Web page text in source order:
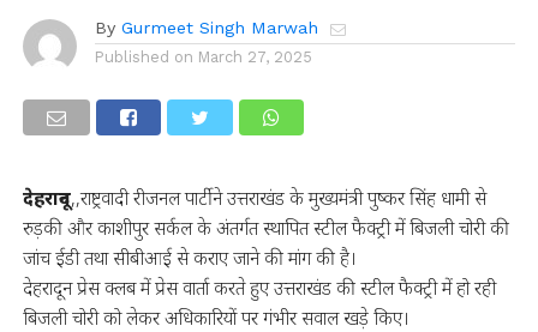
By Gurmeet Singh Marwah
Published on March 27, 2025
देहरादून,,राष्ट्रवादी रीजनल पार्टी ने उत्तराखंड के मुख्यमंत्री पुष्कर सिंह धामी से
रुड़की और काशीपुर सर्कल के अंतर्गत स्थापित स्टील फैक्ट्री में बिजली चोरी की
जांच ईडी तथा सीबीआई से कराए जाने की मांग की है।
देहरादून प्रेस क्लब में प्रेस वार्ता करते हुए उत्तराखंड की स्टील फैक्ट्री में हो रही
बिजली चोरी को लेकर अधिकारियों पर गंभीर सवाल खड़े किए।